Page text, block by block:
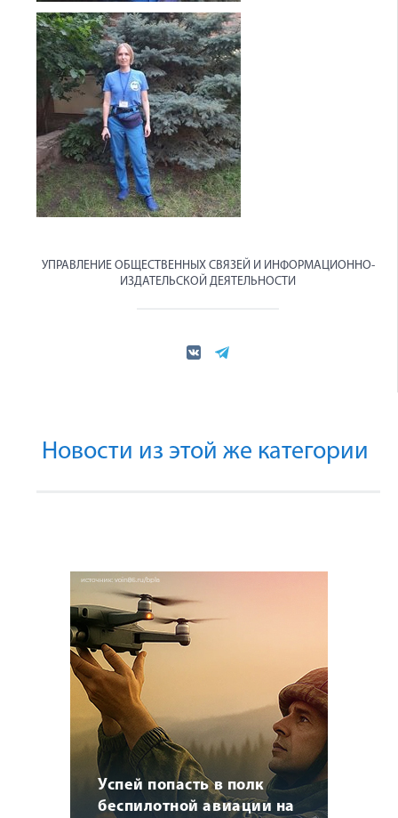
УПРАВЛЕНИЕ ОБЩЕСТВЕННЫХ СВЯЗЕЙ И ИНФОРМАЦИОННО-
ИЗДАТЕЛЬСКОЙ ДЕЯТЕЛЬНОСТИ
Новости из этой же категории
Успей попасть в полк
беспилотной авиации на